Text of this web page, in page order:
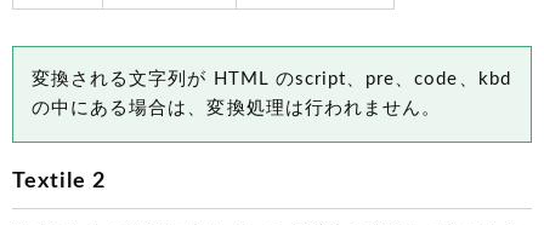
変換される文字列が HTML のscript、pre、code、kbd
の中にある場合は、変換処理は行われません。
Textile 2